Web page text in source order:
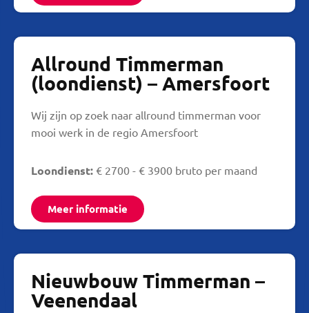
Allround Timmerman
(loondienst) – Amersfoort
Wij zijn op zoek naar allround timmerman voor
mooi werk in de regio Amersfoort
Loondienst: € 2700 - € 3900 bruto per maand
Meer informatie
Nieuwbouw Timmerman –
Veenendaal